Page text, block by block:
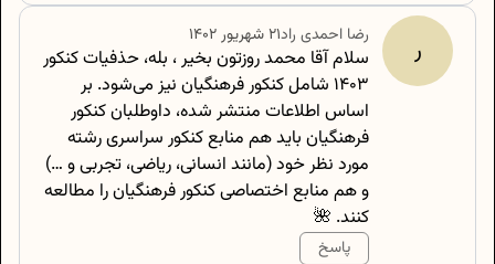
ر رضا احمدی راد۲۱ شهریور ۱۴۰۲
سلام آقا محمد روزتون بخیر ، بله، حذفیات کنکور
۱۴۰۳ شامل کنکور فرهنگیان نیز می‌شود. بر
اساس اطلاعات منتشر شده، داوطلبان کنکور
فرهنگیان باید هم منابع کنکور سراسری رشته
مورد نظر خود (مانند انسانی، ریاضی، تجربی و …)
و هم منابع اختصاصی کنکور فرهنگیان را مطالعه
کنند. 🌺
پاسخ